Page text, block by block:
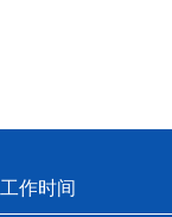
工作时间